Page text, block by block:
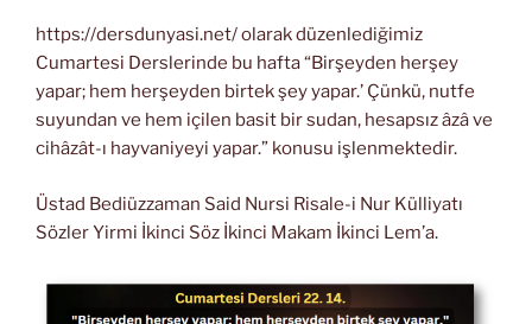
https://dersdunyasi.net/ olarak düzenlediğimiz
Cumartesi Derslerinde bu hafta “Birşeyden herşey
yapar; hem herşeyden birtek şey yapar.’ Çünkü, nutfe
suyundan ve hem içilen basit bir sudan, hesapsız âzâ ve
cihâzât-ı hayvaniyeyi yapar.” konusu işlenmektedir.
Üstad Bediüzzaman Said Nursi Risale-i Nur Külliyatı
Sözler Yirmi İkinci Söz İkinci Makam İkinci Lem’a.